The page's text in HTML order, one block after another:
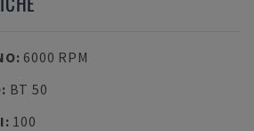
: 6000 RPM
: BT 50
: 100